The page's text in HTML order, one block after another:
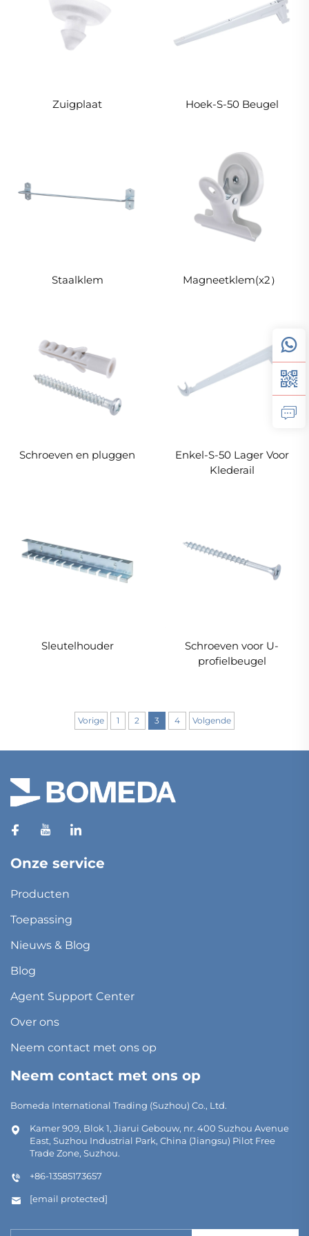
Zuigplaat Hoek-S-50 Beugel
Staalklem Magneetklem(x2）
Schroeven en pluggen
Enkel-S-50 Lager Voor
Klederail
Sleutelhouder
Schroeven voor U-
profielbeugel
Vorige 1 2 3 4 Volgende
Onze service
Producten
Toepassing
Nieuws & Blog
Blog
Agent Support Center
Over ons
Neem contact met ons op
Neem contact met ons op
Bomeda International Trading (Suzhou) Co., Ltd.
Kamer 909, Blok 1, Jiarui Gebouw, nr. 400 Suzhou Avenue
East, Suzhou Industrial Park, China (Jiangsu) Pilot Free
Trade Zone, Suzhou.
+86-13585173657
[email protected]